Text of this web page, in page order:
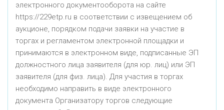
электронного документооборота на сайте
https://229etp.ru в соответствии с извещением об
аукционе, порядком подачи заявки на участие в
торгах и регламентом электронной площадки и
принимаются в электронном виде, подписанные ЭП
должностного лица заявителя (для юр. лиц) или ЭП
заявителя (для физ. лица). Для участия в торгах
необходимо направить в виде электронного
документа Организатору торгов следующие